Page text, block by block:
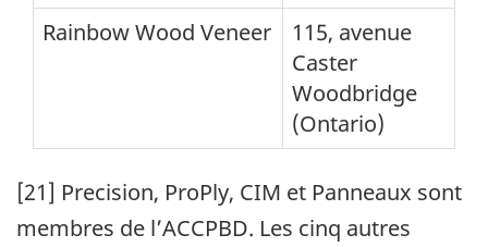
Rainbow Wood Veneer
115, avenue
Caster
Woodbridge
(Ontario)
[21] Precision, ProPly, CIM et Panneaux sont
membres de l’ACCPBD. Les cinq autres